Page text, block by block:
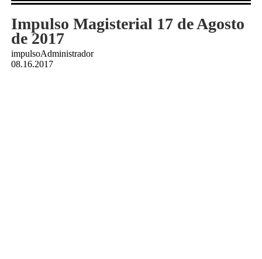
Impulso Magisterial 17 de Agosto
de 2017
impulsoAdministrador
08.16.2017